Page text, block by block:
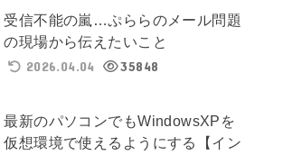
受信不能の嵐…ぷららのメール問題
の現場から伝えたいこと
2026.04.04
35848
最新のパソコンでもWindowsXPを
仮想環境で使えるようにする【イン